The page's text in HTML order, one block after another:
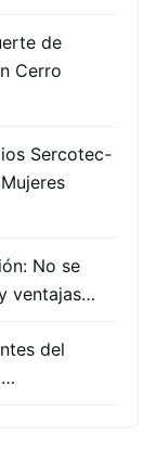
de
Cerro
Sercotec-
No se
ventajas…
del